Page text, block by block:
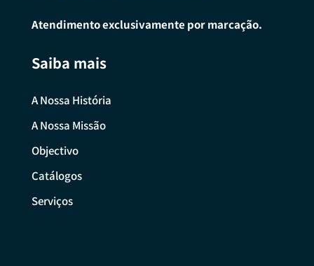
Atendimento exclusivamente por marcação.
Saiba mais
A Nossa História
A Nossa Missão
Objectivo
Catálogos
Serviços